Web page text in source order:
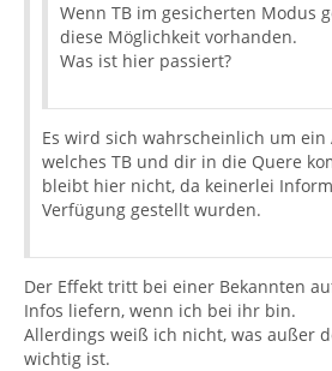
Wenn TB im gesicherten Modus
diese Möglichkeit vorhanden.
Was ist hier passiert?
Es wird sich wahrscheinlich um
welches TB und dir in die Quere
bleibt hier nicht, da keinerlei
Verfügung gestellt wurden.
Der Effekt tritt bei einer Bekannten
Infos liefern, wenn ich bei ihr bin.
Allerdings weiß ich nicht, was außer
wichtig ist.